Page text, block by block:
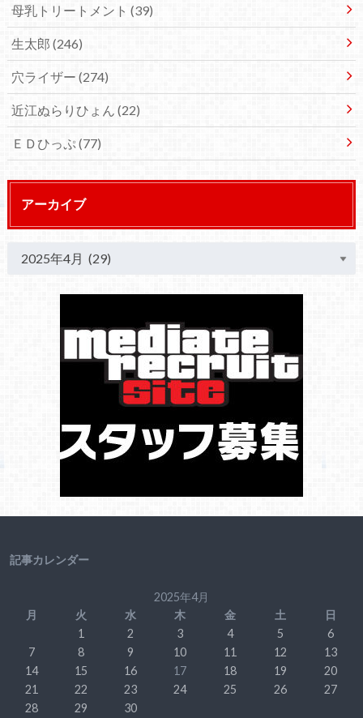
母乳トリートメント (39)
生太郎 (246)
穴ライザー (274)
近江ぬらりひょん (22)
ＥＤひっぷ(77)
アーカイブ
記事カレンダー
2025年4月
月
火 水 木 金 土
日
1
2 3 4 5
6
7
8 9 10 11 12
13
14
15 16 17 18 19
20
21
22 23 24 25 26
27
28
29 30